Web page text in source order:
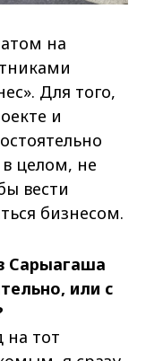
на
Для того,
и
целом, не
вести
бизнесом.
Сарыагаша
или с
на тот